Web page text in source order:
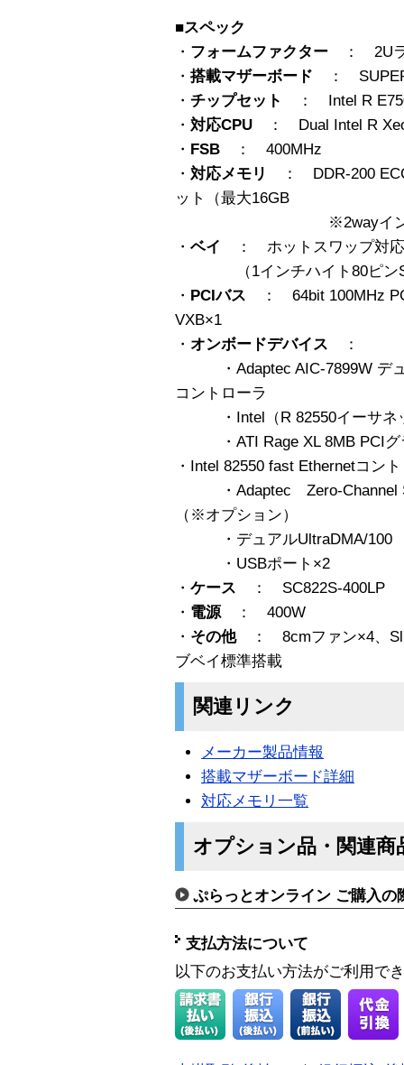
■スペック
・ フォームファクター ： 2Uラ
・ 搭載マザーボード ：
・ チップセット
： Intel R
・ 対応CPU ： Dual Intel R
・ FSB ： 400MHz
・ 対応メモリ
： DDR-200
ット（最大16GB
※2wayインターリ
・ ベイ
： ホットスワップ対応
（1インチハイト80ピン
・ PCIバス ： 64bit 100MHz
VXB×1
・ オンボードデバイス ：
・Adaptec AIC-7899W デュ
コントローラ
・Intel（R 82550イーサネ
・ATI Rage XL 8MB PCIグ
・Intel 82550 fast Ethernetコン
・Adaptec Zero-Channel
（※オプション）
・デュアルUltraDMA/100
・USBポート×2
・ ケース ： SC822S-400LP
・ 電源 ： 400W
・ その他： 8cmファン×4、
ブベイ標準搭載
関連リンク
メーカー製品情報
搭載マザーボード詳細
対応メモリ一覧
オプション品・関連商
ぷらっとオンライン ご購入の
支払方法について
以下のお支払い方法がご利用で